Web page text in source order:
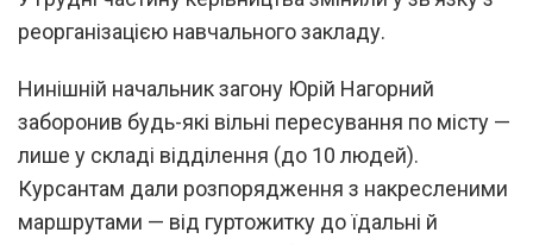
реорганізацією навчального закладу.
Нинішній начальник загону Юрій Нагорний
заборонив будь-які вільні пересування по місту —
лише у складі відділення (до 10 людей).
Курсантам дали розпорядження з накресленими
маршрутами — ­­від гуртожитку до їдальні й